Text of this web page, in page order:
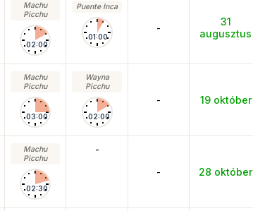
Machu
Picchu
02:00
Puente Inca
01:00
-
31
augusztus
Machu
Picchu
03:00
Wayna
Picchu
02:00
- 19 október
Machu
Picchu
02:30
-
-
28 október